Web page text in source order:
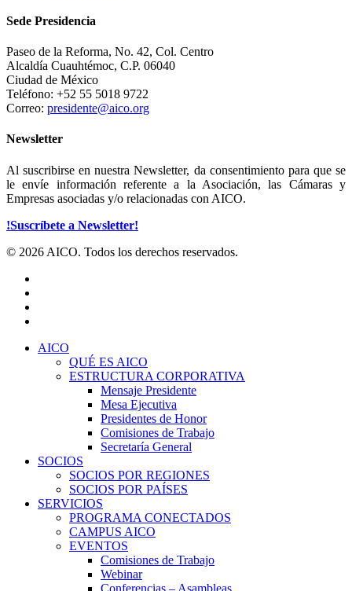
Sede Presidencia
Paseo de la Reforma, No. 42, Col. Centro
Alcaldía Cuauhtémoc, C.P. 06040
Ciudad de México
Teléfono: +52 55 5018 9722
Correo: presidente@aico.org
Newsletter
Al suscribirse en nuestra Newsletter, da consentimiento para que se
le envíe información referente a la Asociación, las Cámaras y
Empresas asociadas y/o relacionadas con AICO.
!Suscríbete a Newsletter!
© 2026 AICO. Todos los derechos reservados.
Close
AICO
QUÉ ES AICO
ESTRUCTURA CORPORATIVA
Mensaje Presidente
Mesa Ejecutiva
Presidentes de Honor
Comisiones de Trabajo
Secretaría General
SOCIOS
SOCIOS POR REGIONES
SOCIOS POR PAÍSES
SERVICIOS
PROGRAMA CONECTADOS
CAMPUS AICO
EVENTOS
Comisiones de Trabajo
Webinar
Conferencias – Asambleas